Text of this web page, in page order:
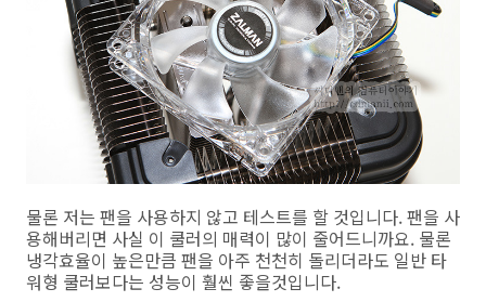
물론 저는 팬을 사용하지 않고 테스트를 할 것입니다. 팬을 사
용해버리면 사실 이 쿨러의 매력이 많이 줄어드니까요. 물론
냉각효율이 높은만큼 팬을 아주 천천히 돌리더라도 일반 타
워형 쿨러보다는 성능이 훨씬 좋을것입니다.